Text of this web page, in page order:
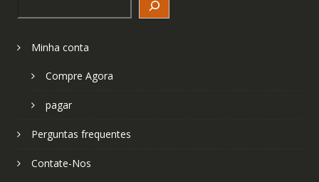
Minha conta
Compre Agora
pagar
Perguntas frequentes
Contate-Nos